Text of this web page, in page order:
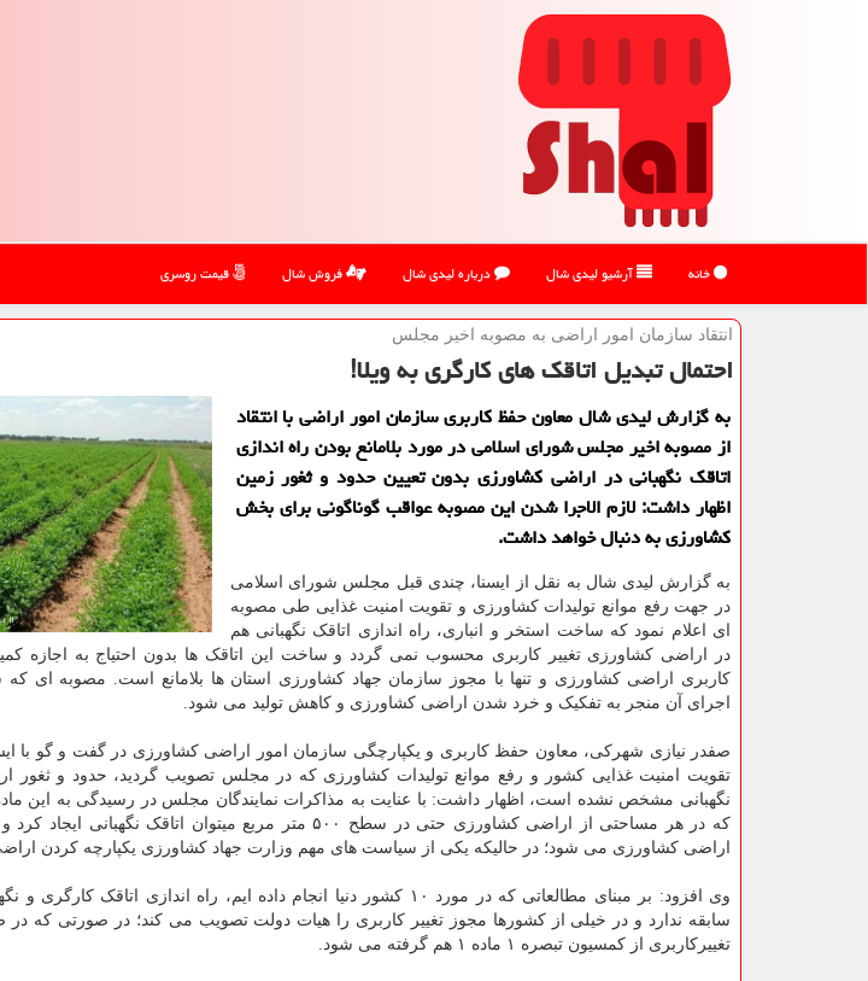
خانه آرشیو لیدی شال درباره لیدی شال فروش شال قیمت روسری
انتقاد سازمان امور اراضی به مصوبه اخیر مجلس
احتمال تبدیل اتاقک های کارگری به ویلا!
به گزارش لیدی شال معاون حفظ کاربری سازمان امور اراضی با انتقاد
از مصوبه اخیر مجلس شورای اسلامی در مورد بلامانع بودن راه اندازی
اتاقک نگهبانی در اراضی کشاورزی بدون تعیین حدود و ثغور زمین
اظهار داشت: لازم الاجرا شدن این مصوبه عواقب گوناگونی برای بخش
کشاورزی به دنبال خواهد داشت.
به گزارش لیدی شال به نقل از ایسنا، چندی قبل مجلس شورای اسلامی
در جهت رفع موانع تولیدات کشاورزی و تقویت امنیت غذایی طی مصوبه
ای اعلام نمود که ساخت استخر و انباری، راه اندازی اتاقک نگهبانی هم
کاربری اراضی کشاورزی و تنها با مجوز سازمان جهاد کشاورزی استان ها بلامانع است. مصوبه ای که
اجرای آن منجر به تفکیک و خرد شدن اراضی کشاورزی و کاهش تولید می شود.
تقویت امنیت غذایی کشور و رفع موانع تولیدات کشاورزی که در مجلس تصویب گردید، حدود و ثغور
نگهبانی مشخص نشده است، اظهار داشت: با عنایت به مذاکرات نمایندگان مجلس در رسیدگی به این
که در هر مساحتی از اراضی کشاورزی حتی در سطح ۵۰۰ متر مربع
اراضی کشاورزی می شود؛ در حالیکه یکی از سیاست های مهم وزارت جهاد کشاورزی یکپارچه کردن
وی افزود: بر مبنای مطالعاتی که در مورد ۱۰ کشور دنیا انجام داده ایم، راه
سابقه ندارد و در خیلی از کشورها مجوز تغییر کاربری را هیات دولت تصویب می کند؛ در صورتی که
تغییرکاربری از کمسیون تبصره ۱ ماده ۱ هم گرفته می شود.